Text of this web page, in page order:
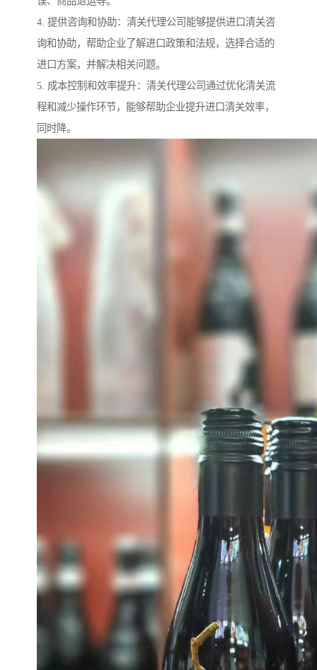
4. 提供咨询和协助：清关代理公司能够提供进口清关咨
询和协助，帮助企业了解进口政策和法规，选择合适的
进口方案，并解决相关问题。
5. 成本控制和效率提升：清关代理公司通过优化清关流
程和减少操作环节，能够帮助企业提升进口清关效率，
同时降。